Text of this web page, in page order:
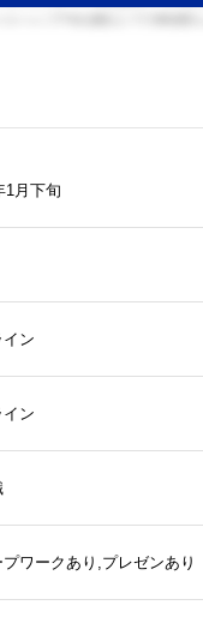
1月下旬
イン
イン
プワークあり,プレゼンあり